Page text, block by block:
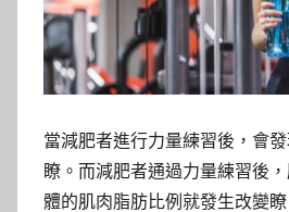
當減肥者進行力量練習後，會
瞭。而減肥者通過力量練習後
體的肌肉脂肪比例就發生改變瞭